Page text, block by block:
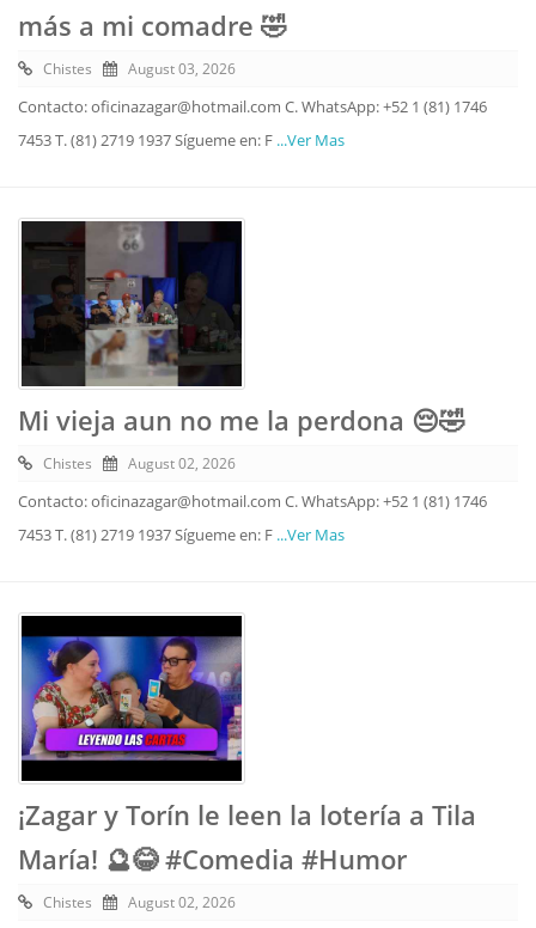
más a mi comadre 🤣
Chistes August 03, 2026
Contacto: oficinazagar@hotmail.com C. WhatsApp: +52 1 (81) 1746
7453 T. (81) 2719 1937 Sígueme en: F ...Ver Mas
Mi vieja aun no me la perdona 😔🤣
Chistes August 02, 2026
Contacto: oficinazagar@hotmail.com C. WhatsApp: +52 1 (81) 1746
7453 T. (81) 2719 1937 Sígueme en: F ...Ver Mas
¡Zagar y Torín le leen la lotería a Tila
María! 🔮😂 #Comedia #Humor
Chistes August 02, 2026